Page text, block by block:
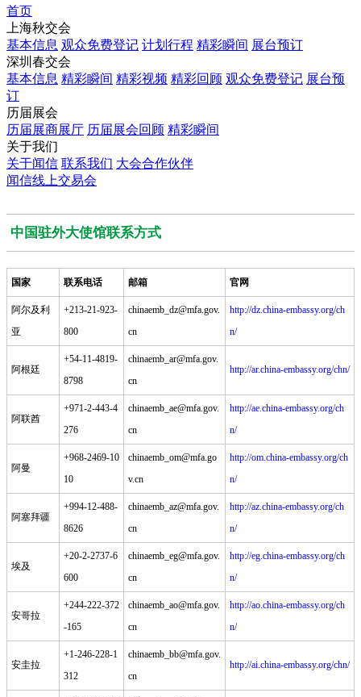
首页
上海秋交会
基本信息 观众免费登记 计划行程 精彩瞬间 展台预订
深圳春交会
基本信息 精彩瞬间 精彩视频 精彩回顾 观众免费登记 展台预
订
历届展会
历届展商展厅 历届展会回顾 精彩瞬间
关于我们
关于闻信 联系我们 大会合作伙伴
闻信线上交易会
中国驻外大使馆联系方式
国家 联系电话 邮箱 官网
阿尔及利
亚
+213-21-923-
800
chinaemb_dz@mfa.gov.
cn
http://dz.china-embassy.org/ch
n/
阿根廷
+54-11-4819-
8798
chinaemb_ar@mfa.gov.
cn
http://ar.china-embassy.org/chn/
阿联酋
+971-2-443-4
276
chinaemb_ae@mfa.gov.
cn
http://ae.china-embassy.org/ch
n/
阿曼
+968-2469-10
10
chinaemb_om@mfa.go
v.cn
http://om.china-embassy.org/ch
n/
阿塞拜疆
+994-12-488-
8626
chinaemb_az@mfa.gov.
cn
http://az.china-embassy.org/ch
n/
埃及
+20-2-2737-6
600
chinaemb_eg@mfa.gov.
cn
http://eg.china-embassy.org/ch
n/
安哥拉
+244-222-372
-165
chinaemb_ao@mfa.gov.
cn
http://ao.china-embassy.org/ch
n/
安圭拉
+1-246-228-1
312
chinaemb_bb@mfa.gov.
cn
http://ai.china-embassy.org/chn/